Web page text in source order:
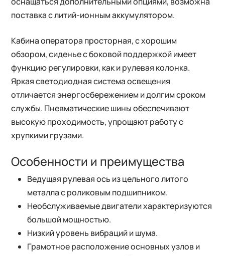
поставка с литий-ионным аккумулятором.
Кабина оператора просторная, с хорошим
обзором, сиденье с боковой поддержкой имеет
функцию регулировки, как и рулевая колонка.
Яркая светодиодная система освещения
отличается энергосбережением и долгим сроком
службы. Пневматические шины обеспечивают
высокую проходимость, упрощают работу с
хрупкими грузами.
Особенности и преимущества
Ведущая рулевая ось из цельного литого
металла с роликовым подшипником.
Необслуживаемые двигатели характеризуются
большой мощностью.
Низкий уровень вибраций и шума.
Грамотное расположение основных узлов и